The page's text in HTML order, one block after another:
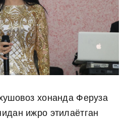
хонанда Феруза
ижро этилаётган